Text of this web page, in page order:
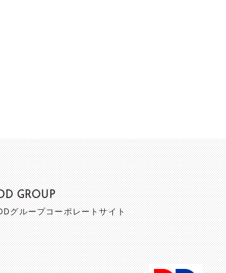
GROUP
グループコーポレートサイト